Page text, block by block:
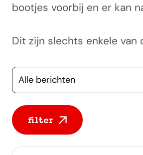
bootjes voorbij en er kan
Dit zijn slechts enkele
Selecteer een categorie
filter
Alle berichten